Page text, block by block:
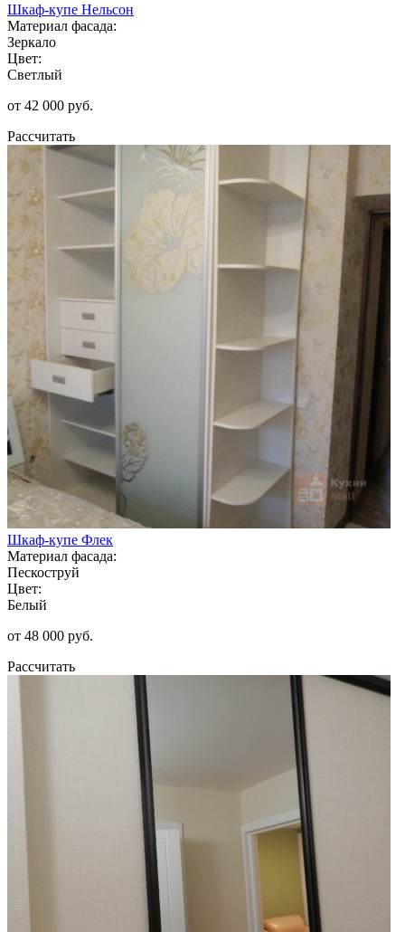
Шкаф-купе Нельсон
Материал фасада:
Зеркало
Цвет:
Светлый
от 42 000 руб.
Рассчитать
Шкаф-купе Флек
Материал фасада:
Пескоструй
Цвет:
Белый
от 48 000 руб.
Рассчитать